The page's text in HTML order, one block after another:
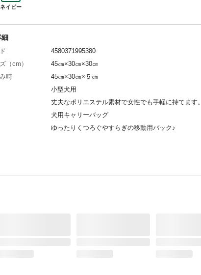
ネイビー
細
4580371995380
（cm）
45㎝×30㎝×30㎝
時
45㎝×30㎝×５㎝
小型犬用
丈夫なポリエステル素材で女性でも手軽に持てます。
犬用キャリーバッグ
ゆったりくつろぐやすらぎの移動用バック♪